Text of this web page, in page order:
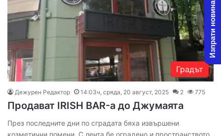
Градът
Дежурен Редактор 14:03ч, сряда, 20 август, 2025 2 775
Продават IRISH BAR-а до Джумаята
През последните дни по сградата бяха извършени
козметични помени. С лента бе оградено и пространството
Изпрати новина